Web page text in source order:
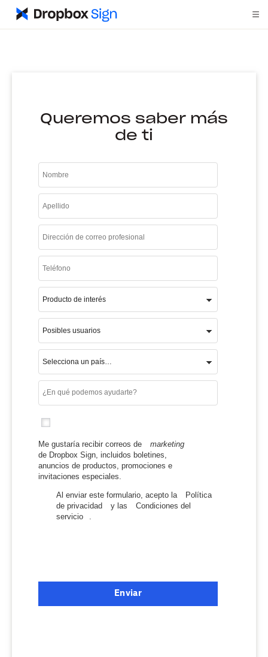
Queremos saber más
de ti
Me gustaría recibir correos de
marketing
de Dropbox Sign, incluidos boletines,
anuncios de productos, promociones e
invitaciones especiales.
Al enviar este formulario, acepto la
Política
de privacidad
y las
Condiciones del
servicio
Enviar